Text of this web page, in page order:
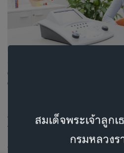
Clarinet มีจอแสดงผลกราฟิกพร้อม
capacitive
ไม่จำเป็นต้องใช้ไดรเวอร์ ถ่ายโอน
ไปยังฐานข้อมูล Maestro ได้
ตรวจการทำงานของหูชั้นกลางแ